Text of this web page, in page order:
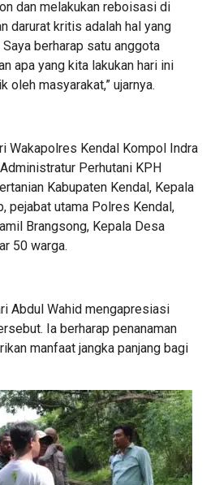
dan melakukan reboisasi di
darurat kritis adalah hal yang
berharap satu anggota
apa yang kita lakukan hari ini
oleh masyarakat,” ujarnya.
Wakapolres Kendal Kompol Indra
Perhutani KPH
Kabupaten Kendal, Kepala
pejabat utama Polres Kendal,
Brangsong, Kepala Desa
50 warga.
Abdul Wahid mengapresiasi
Ia berharap penanaman
manfaat jangka panjang bagi